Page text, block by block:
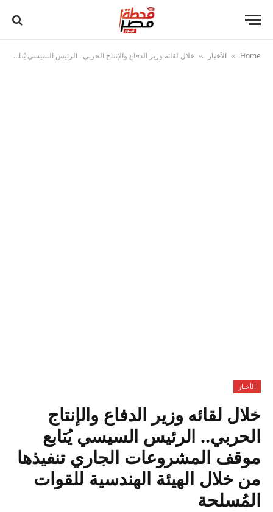
Home
» الأخبار » خلال لقائه وزير الدفاع والإنتاج الحربي.. الرئيس السيسي يُتابع موقف المشروعات الجاري تنفيذها من خلال الهيئة الهندسية للقوات المُسلحة
الأخبار
خلال لقائه وزير الدفاع والإنتاج
الحربي.. الرئيس السيسي يُتابع
موقف المشروعات الجاري تنفيذها
من خلال الهيئة الهندسية للقوات
المُسلحة